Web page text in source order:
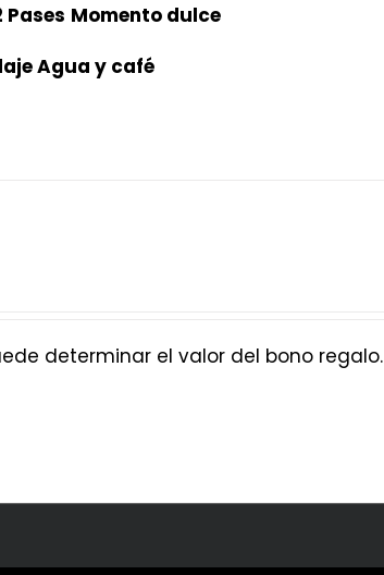
Pases Momento dulce
Agua y café
determinar el valor del bono regalo.